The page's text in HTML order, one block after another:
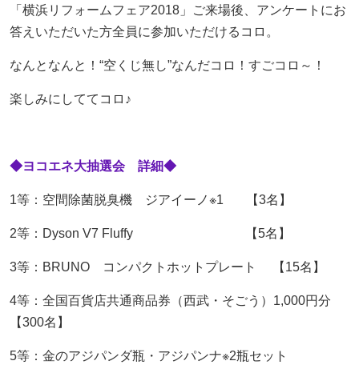
「横浜リフォームフェア2018」ご来場後、アンケートにお
答えいただいた方全員に参加いただけるコロ。
なんとなんと！“空くじ無し”なんだコロ！すごコロ～！
楽しみにしててコロ♪
◆ヨコエネ大抽選会 詳細◆
1等：空間除菌脱臭機 ジアイーノ※1 【3名】
2等：Dyson V7 Fluffy 【5名】
3等：BRUNO コンパクトホットプレート 【15名】
4等：全国百貨店共通商品券（西武・そごう）1,000円分
【300名】
5等：金のアジパンダ瓶・アジパンナ※2瓶セット